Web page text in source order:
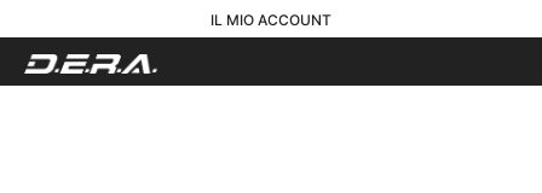
IL MIO ACCOUNT